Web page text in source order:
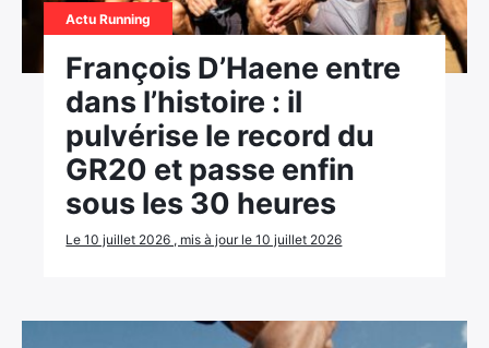
Actu Running
François D’Haene entre
dans l’histoire : il
pulvérise le record du
GR20 et passe enfin
sous les 30 heures
Le 10 juillet 2026 , mis à jour le 10 juillet 2026